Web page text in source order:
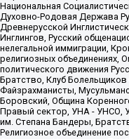
Национальная
Духовно-Родовая Держава
Древнерусской
Инглингов, Русский
нелегальной иммиграции,
религиозных объединениях,
политического движения
Братство, Клуб
Файзрахманисты,
Боровский, Община
Правый сектор, УНА - УНСО,
им. Степана Бандеры,
Религиозное объединение